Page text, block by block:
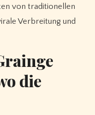
von traditionellen
Verbreitung und
die